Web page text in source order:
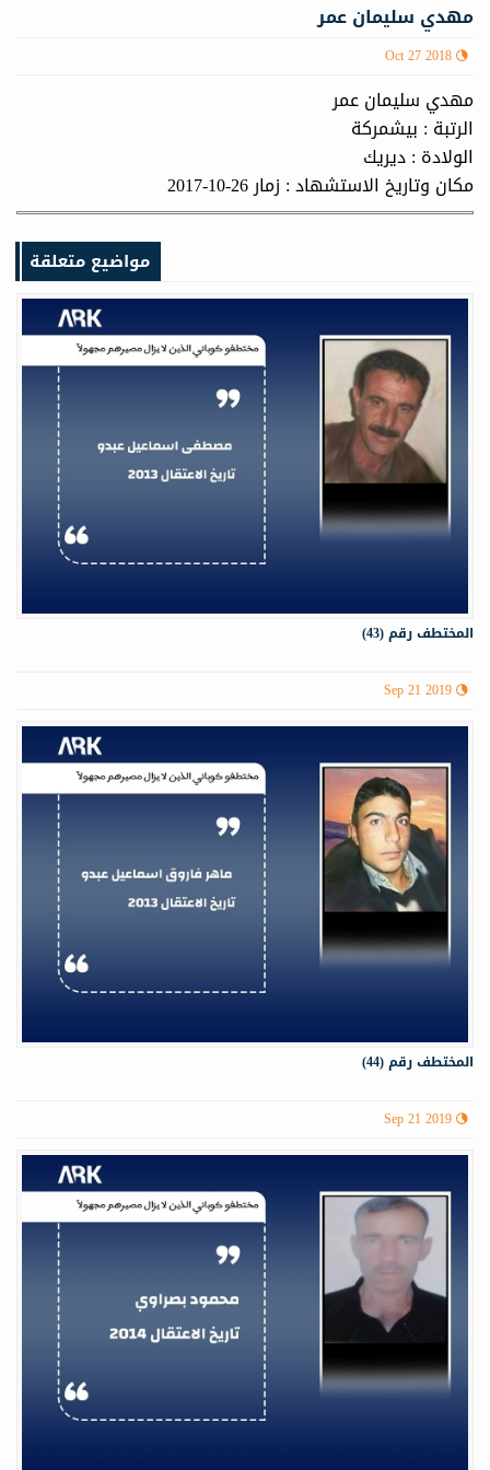
مهدي سليمان عمر
Oct 27 2018
مهدي سليمان عمر
الرتبة : بيشمركة
الولادة : ديريك
مكان وتاريخ الاستشهاد : زمار 26-10-2017
مواضيع متعلقة
المختطف رقم (43)
Sep 21 2019
المختطف رقم (44)
Sep 21 2019